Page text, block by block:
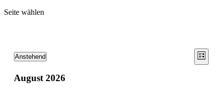
Seite wählen
Veranstaltungen Liste
Anstehend
wählen.
August 2026